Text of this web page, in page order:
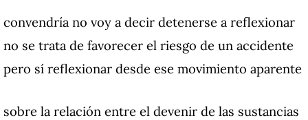
convendría no voy a decir detenerse a reflexionar
no se trata de favorecer el riesgo de un accidente
pero sí reflexionar desde ese movimiento aparente
sobre la relación entre el devenir de las sustancias